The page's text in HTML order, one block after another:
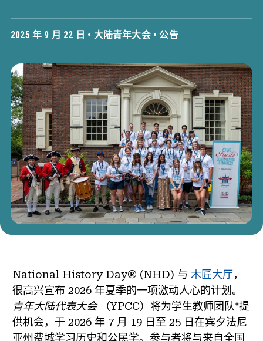
参与其中
2025 年 9 月 22 日 • 大陆青年大会•公告
National History Day® (NHD) 与 木匠大厅，
很高兴宣布 2026 年夏季的一项激动人心的计划。
青年大陆代表大会（YPCC）将为学生教师团队*提
供机会，于 2026 年 7 月 19 日至 25 日在宾夕法尼
亚州费城学习历史和公民学。参与者将与来自全国